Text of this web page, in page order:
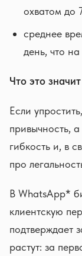
охватом до
среднее
день, что
Что это
Если
привычность,
гибкость и, в
про
В WhatsApp*
клиентскую
подтверждает
растут: за